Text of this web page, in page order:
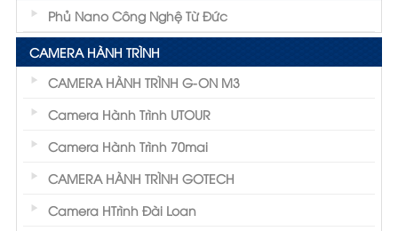
Phủ Nano Công Nghệ Từ Đức
CAMERA HÀNH TRÌNH
CAMERA HÀNH TRÌNH G-ON M3
Camera Hành Trình UTOUR
Camera Hành Trình 70mai
CAMERA HÀNH TRÌNH GOTECH
Camera HTrình Đài Loan